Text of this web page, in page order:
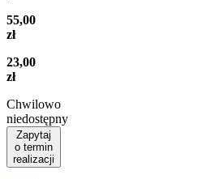
55,00
zł
23,00
zł
Chwilowo
niedostępny
Zapytaj
o termin
realizacji